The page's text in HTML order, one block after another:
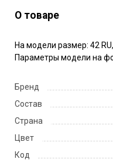
О товаре
На модели размер: 42 RU,
Параметры модели на
Бренд
Состав
Страна
Цвет
Код